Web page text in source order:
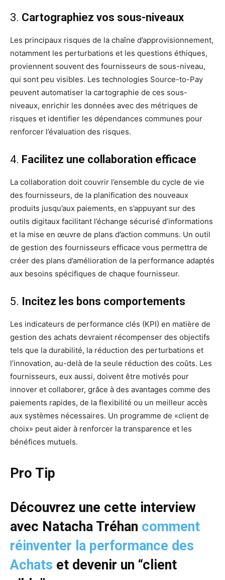
3. Cartographiez vos sous-niveaux
Les principaux risques de la chaîne d’approvisionnement,
notamment les perturbations et les questions éthiques,
proviennent souvent des fournisseurs de sous-niveau,
qui sont peu visibles. Les technologies Source-to-Pay
peuvent automatiser la cartographie de ces sous-
niveaux, enrichir les données avec des métriques de
risques et identifier les dépendances communes pour
renforcer l’évaluation des risques.
4. Facilitez une collaboration efficace
La collaboration doit couvrir l’ensemble du cycle de vie
des fournisseurs, de la planification des nouveaux
produits jusqu’aux paiements, en s’appuyant sur des
outils digitaux facilitant l’échange sécurisé d’informations
et la mise en œuvre de plans d’action communs. Un outil
de gestion des fournisseurs efficace vous permettra de
créer des plans d’amélioration de la performance adaptés
aux besoins spécifiques de chaque fournisseur.
5. Incitez les bons comportements
Les indicateurs de performance clés (KPI) en matière de
gestion des achats devraient récompenser des objectifs
tels que la durabilité, la réduction des perturbations et
l’innovation, au-delà de la seule réduction des coûts. Les
fournisseurs, eux aussi, doivent être motivés pour
innover et collaborer, grâce à des avantages comme des
paiements rapides, de la flexibilité ou un meilleur accès
aux systèmes nécessaires. Un programme de «client de
choix» peut aider à renforcer la transparence et les
bénéfices mutuels.
Pro Tip
Découvrez une cette interview
avec Natacha Tréhan comment
réinventer la performance des
Achats et devenir un “client